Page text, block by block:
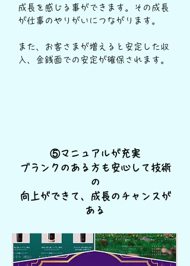
成長を感じる事ができます。その成長
が仕事のやりがいにつながります。
また、お客さまが増えると安定した収
入、金銭面での安定が確保されます。
​⑤マニュアルが充実
​ブランクのある方も安心して技術
の
向上ができて、成長のチャンスが
ある